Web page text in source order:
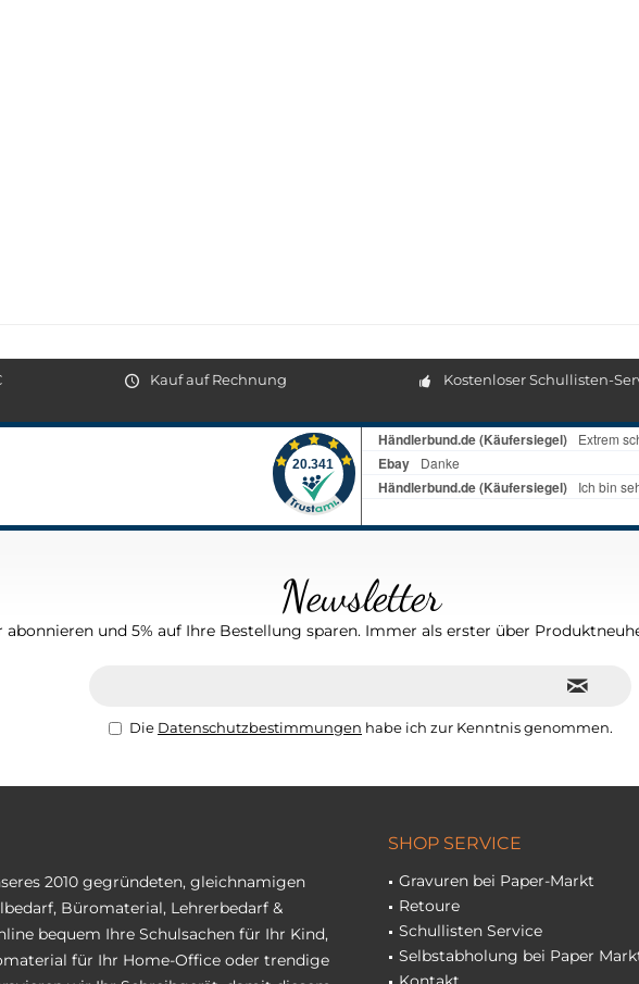
Kauf auf Rechnung Kostenloser Schullisten-
Newsletter
abonnieren und 5% auf Ihre Bestellung sparen. Immer als erster über
Die Datenschutzbestimmungen habe ich zur Kenntnis genommen.
2010 gegründeten, gleichnamigen
Büromaterial, Lehrerbedarf &
bequem Ihre Schulsachen für Ihr Kind,
für Ihr Home-Office oder trendige
SHOP SERVICE
Gravuren bei Paper-Markt
Retoure
Schullisten Service
Selbstabholung bei Paper